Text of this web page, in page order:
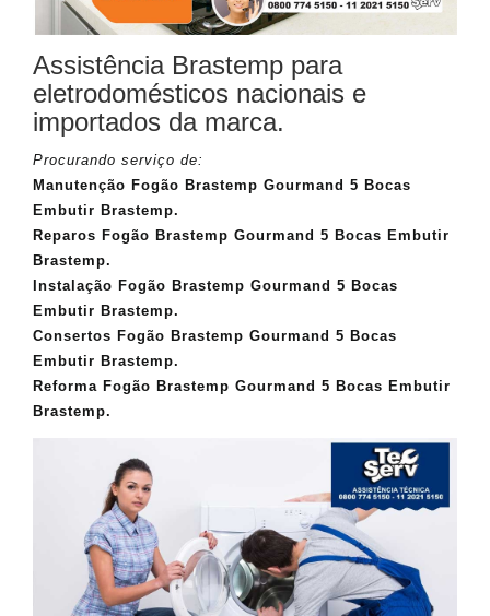
Assistência Brastemp para
eletrodomésticos nacionais e
importados da marca.
Procurando serviço de:
Manutenção Fogão Brastemp Gourmand 5 Bocas
Embutir Brastemp.
Reparos Fogão Brastemp Gourmand 5 Bocas Embutir
Brastemp.
Instalação Fogão Brastemp Gourmand 5 Bocas
Embutir Brastemp.
Consertos Fogão Brastemp Gourmand 5 Bocas
Embutir Brastemp.
Reforma Fogão Brastemp Gourmand 5 Bocas Embutir
Brastemp.